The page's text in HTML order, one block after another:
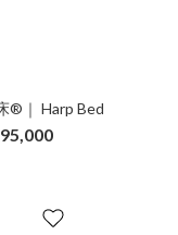
豎琴床®｜ Harp Bed